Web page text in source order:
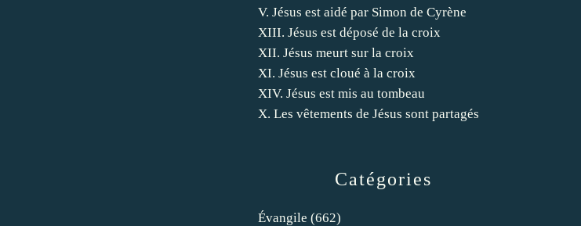
Catégories
Évangile (662)
V. Jésus est aidé par Simon de Cyrène
XIII. Jésus est déposé de la croix
XII. Jésus meurt sur la croix
XI. Jésus est cloué à la croix
XIV. Jésus est mis au tombeau
X. Les vêtements de Jésus sont partagés